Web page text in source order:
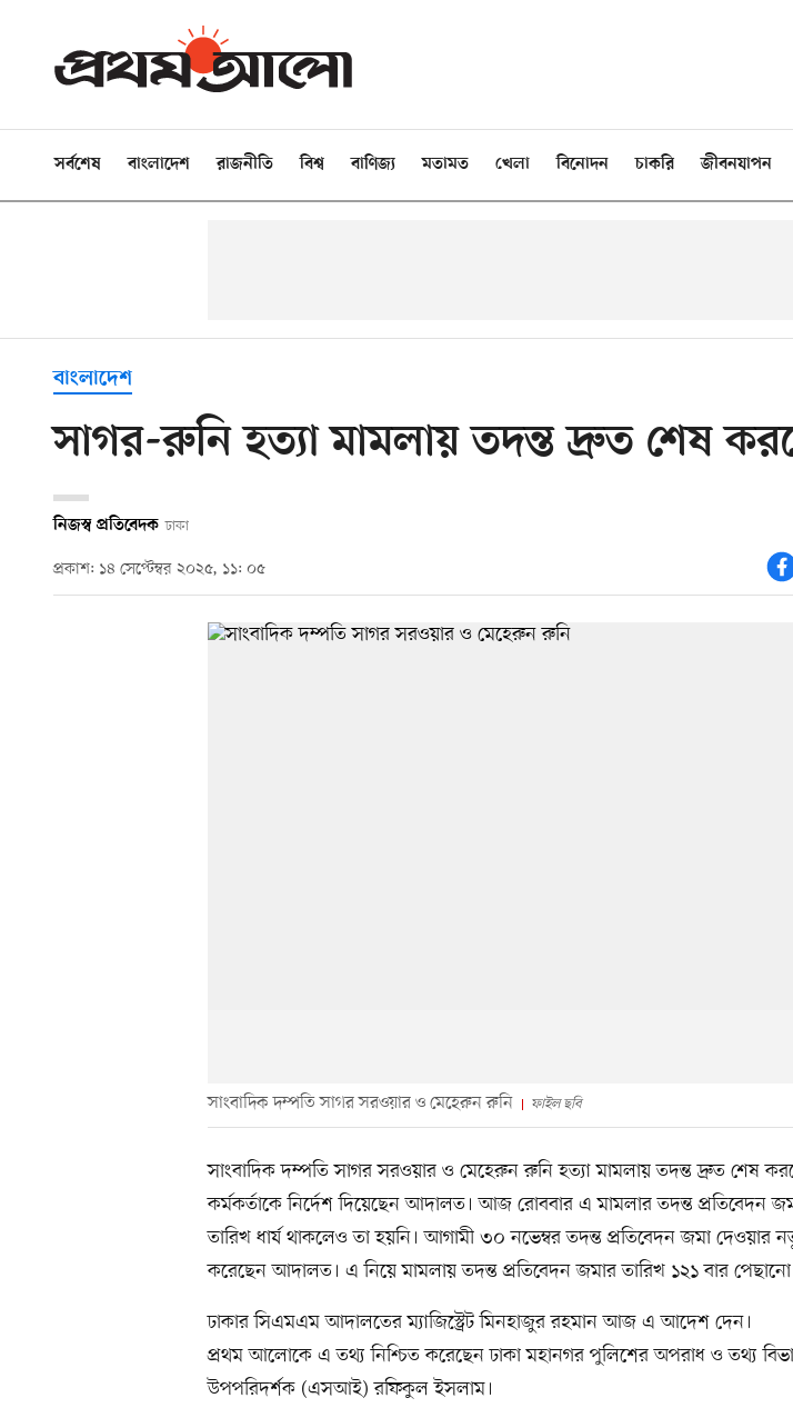
সর্বশেষ বাংলাদেশ রাজনীতি বিশ্ব বাণিজ্য মতামত খেলা বিনোদন চাকরি জীবনযাপন
বাংলাদেশ
সাগর-রুনি হত্যা মামলায় তদন্ত দ্রুত শেষ
নিজস্ব প্রতিবেদক ঢাকা
প্রকাশ: ১৪ সেপ্টেম্বর ২০২৫, ১১: ০৫
সাংবাদিক দম্পতি সাগর সরওয়ার ও মেহেরুন রুনি ফাইল ছবি
সাংবাদিক দম্পতি সাগর সরওয়ার ও মেহেরুন রুনি হত্যা মামলায় তদন্ত দ্রুত শেষ
কর্মকর্তাকে নির্দেশ দিয়েছেন আদালত। আজ রোববার এ মামলার তদন্ত প্রতিবেদন
তারিখ ধার্য থাকলেও তা হয়নি। আগামী ৩০ নভেম্বর তদন্ত প্রতিবেদন জমা দেওয়ার
করেছেন আদালত। এ নিয়ে মামলায় তদন্ত প্রতিবেদন জমার তারিখ ১২১ বার
ঢাকার সিএমএম আদালতের ম্যাজিস্ট্রেট মিনহাজুর রহমান আজ এ আদেশ দেন।
প্রথম আলোকে এ তথ্য নিশ্চিত করেছেন ঢাকা মহানগর পুলিশের অপরাধ ও তথ্য
উপপরিদর্শক (এসআই) রফিকুল ইসলাম।